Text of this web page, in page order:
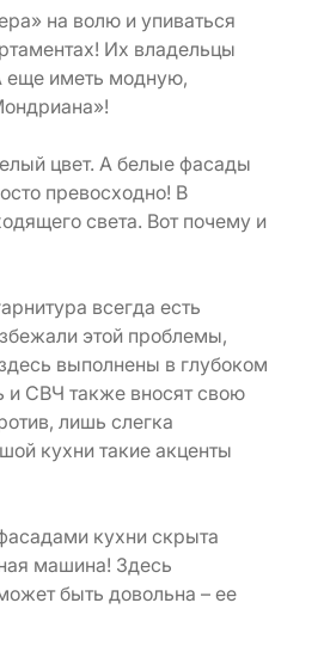
на волю и упиваться
Их владельцы
еще иметь модную,
цвет. А белые фасады
превосходно! В
света. Вот почему и
всегда есть
этой проблемы,
выполнены в глубоком
и СВЧ также вносят свою
лишь слегка
кухни такие акценты
кухни скрыта
машина! Здесь
быть довольна – ее